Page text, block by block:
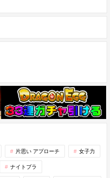
片思い アプローチ 女子力
ナイトブラ